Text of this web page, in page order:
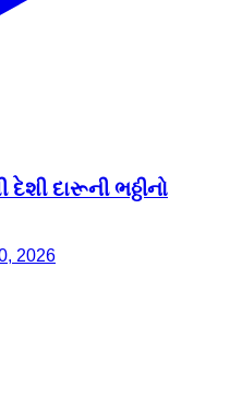
દારૂની ભઠ્ઠીનો
2026